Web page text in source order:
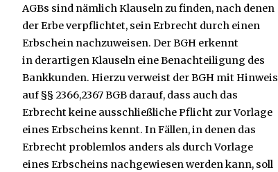
AGBs sind nämlich Klauseln zu finden, nach denen
der Erbe verpflichtet, sein Erbrecht durch einen
Erbschein nachzuweisen. Der BGH erkennt
in derartigen Klauseln eine Benachteiligung des
Bankkunden. Hierzu verweist der BGH mit Hinweis
auf §§ 2366,2367 BGB darauf, dass auch das
Erbrecht keine ausschließliche Pflicht zur Vorlage
eines Erbscheins kennt. In Fällen, in denen das
Erbrecht problemlos anders als durch Vorlage
eines Erbscheins nachgewiesen werden kann, soll